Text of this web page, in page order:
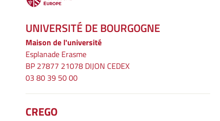
UNIVERSITÉ DE BOURGOGNE
Maison de l'université
Esplanade Erasme
BP 27877 21078 DIJON CEDEX
03 80 39 50 00
CREGO